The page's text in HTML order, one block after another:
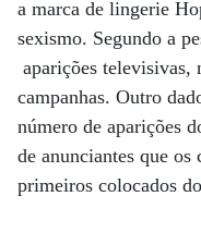
a marca de lingerie
sexismo. Segundo a
aparições televisivas,
campanhas. Outro
número de aparições
de anunciantes que
primeiros colocados